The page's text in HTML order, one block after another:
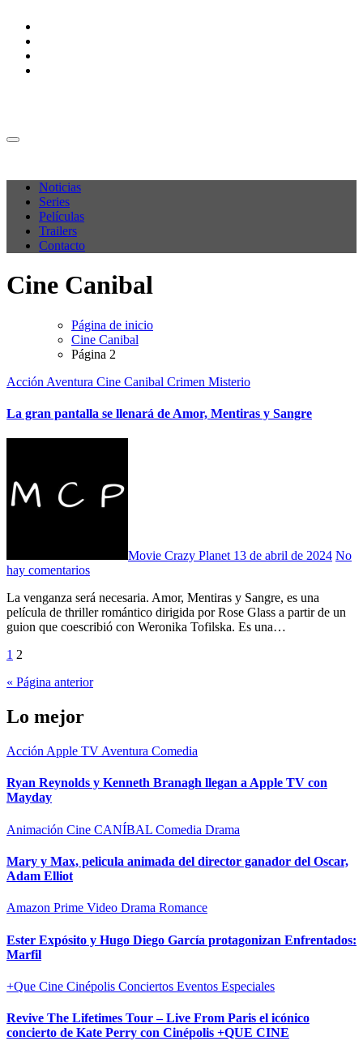
contenido
Noticias
Series
Películas
Trailers
Contacto
Cine Canibal
Página de inicio
Cine Canibal
Página 2
Acción Aventura Cine Canibal Crimen Misterio
La gran pantalla se llenará de Amor, Mentiras y Sangre
Movie Crazy Planet 13 de abril de 2024 No
hay comentarios
La venganza será necesaria. Amor, Mentiras y Sangre, es una
película de thriller romántico dirigida por Rose Glass a partir de un
guion que coescribió con Weronika Tofilska. Es una…
Paginación
de
1 2
« Página anterior
Lo mejor
Acción Apple TV Aventura Comedia
Ryan Reynolds y Kenneth Branagh llegan a Apple TV con
Mayday
Animación Cine CANÍBAL Comedia Drama
Mary y Max, pelicula animada del director ganador del Oscar,
Adam Elliot
Amazon Prime Video Drama Romance
Ester Expósito y Hugo Diego García protagonizan Enfrentados:
Marfil
+Que Cine Cinépolis Conciertos Eventos Especiales
Revive The Lifetimes Tour – Live From Paris el icónico
concierto de Kate Perry con Cinépolis +QUE CINE